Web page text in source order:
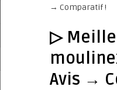
→ Comparatif !
▷
Avis →